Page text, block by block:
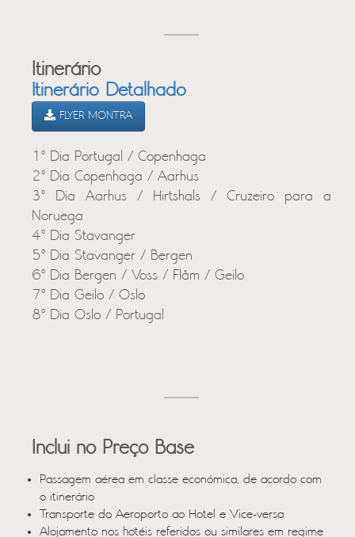
Itinerário
Itinerário Detalhado
FLYER MONTRA
1º Dia Portugal / Copenhaga
2º Dia Copenhaga / Aarhus
3º Dia Aarhus / Hirtshals / Cruzeiro para a
Noruega
4º Dia Stavanger
5º Dia Stavanger / Bergen
6º Dia Bergen / Voss / Flåm / Geilo
7º Dia Geilo / Oslo
8º Dia Oslo / Portugal
Inclui no Preço Base
Passagem aérea em classe económica, de acordo com
o itinerário
Transporte do Aeroporto ao Hotel e Vice-versa
Alojamento nos hotéis referidos ou similares em regime